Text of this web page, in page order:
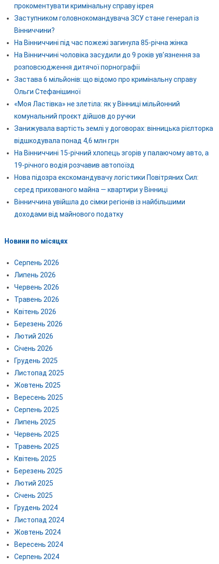
прокоментувати кримінальну справу ієрея
Заступником головнокомандувача ЗСУ стане генерал із
Вінниччини?
На Вінниччині під час пожежі загинула 85-річна жінка
На Вінниччині чоловіка засудили до 9 років ув’язнення за
розповсюдження дитячої порнографії
Застава 6 мільйонів: що відомо про кримінальну справу
Ольги Стефанішиної
«Моя Ластівка» не злетіла: як у Вінниці мільйонний
комунальний проєкт дійшов до ручки
Занижувала вартість землі у договорах: вінницька рієлторка
відшкодувала понад 4,6 млн грн
На Вінниччині 15-річний хлопець згорів у палаючому авто, а
19-річного водія розчавив автопоїзд
Нова підозра екскомандувачу логістики Повітряних Сил:
серед прихованого майна — квартири у Вінниці
Вінниччина увійшла до сімки регіонів із найбільшими
доходами від майнового податку
Новини по місяцях
Серпень 2026
Липень 2026
Червень 2026
Травень 2026
Квітень 2026
Березень 2026
Лютий 2026
Січень 2026
Грудень 2025
Листопад 2025
Жовтень 2025
Вересень 2025
Серпень 2025
Липень 2025
Червень 2025
Травень 2025
Квітень 2025
Березень 2025
Лютий 2025
Січень 2025
Грудень 2024
Листопад 2024
Жовтень 2024
Вересень 2024
Серпень 2024